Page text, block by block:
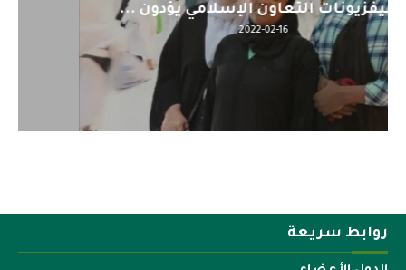
لمنظمي قمة اسيا...
2022-04-12
روابط سريعة